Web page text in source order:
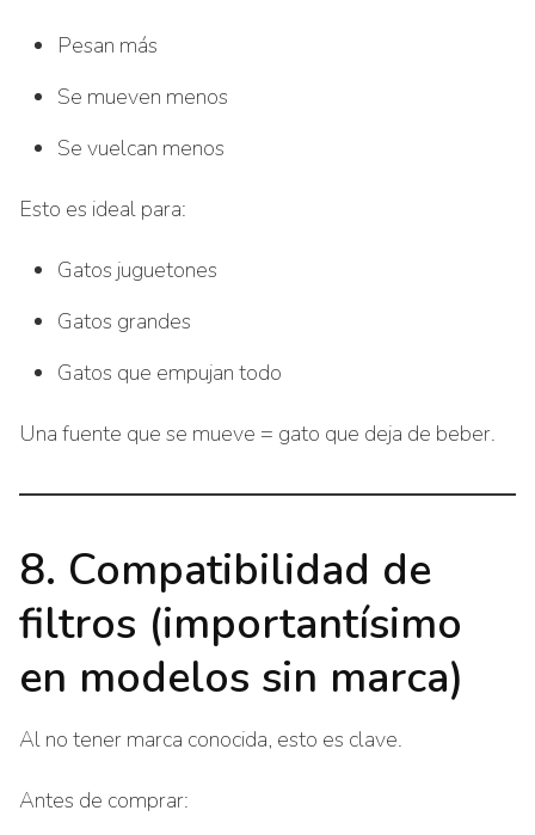
Pesan más
Se mueven menos
Se vuelcan menos
Esto es ideal para:
Gatos juguetones
Gatos grandes
Gatos que empujan todo
Una fuente que se mueve = gato que deja de beber.
8. Compatibilidad de
filtros (importantísimo
en modelos sin marca)
Al no tener marca conocida, esto es clave.
Antes de comprar: